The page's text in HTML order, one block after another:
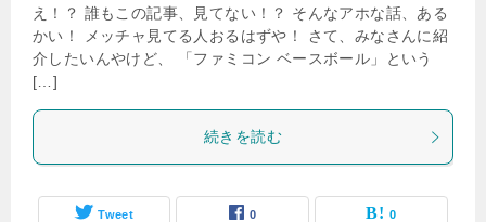
え！？ 誰もこの記事、見てない！？ そんなアホな話、ある
かい！ メッチャ見てる人おるはずや！ さて、みなさんに紹
介したいんやけど、 「ファミコン ベースボール」という
[…]
続きを読む
Tweet 0 0